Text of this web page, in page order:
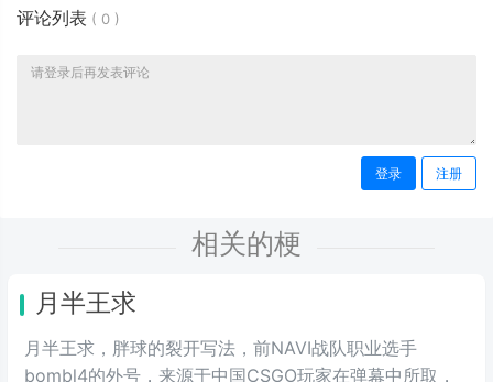
评论列表 ( 0 )
登录 注册
相关的梗
月半王求
月半王求，胖球的裂开写法，前NAVI战队职业选手
bombl4的外号，来源于中国CSGO玩家在弹幕中所取，